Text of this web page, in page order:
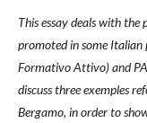
This essay deals with
promoted in some Italian
Formativo Attivo) and
discuss three exemples
Bergamo, in order to